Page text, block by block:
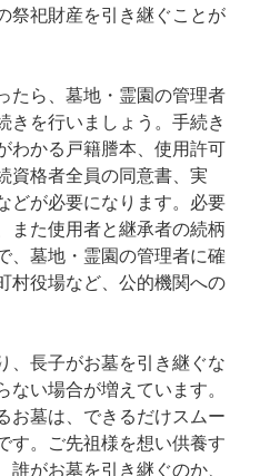
祭祀財産を引き継ぐことが
たら、墓地・霊園の管理者
きを行いましょう。手続き
わかる戸籍謄本、使用許可
資格者全員の同意書、実
どが必要になります。必要
また使用者と継承者の続柄
、墓地・霊園の管理者に確
村役場など、公的機関への
、長子がお墓を引き継ぐな
ない場合が増えています。
お墓は、できるだけスムー
す。ご先祖様を想い供養す
誰がお墓を引き継ぐのか、